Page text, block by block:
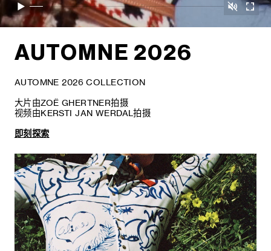
AUTOMNE 2026
AUTOMNE 2026 COLLECTION
大片由ZOË GHERTNER拍摄
视频由KERSTI JAN WERDAL拍摄
即刻探索